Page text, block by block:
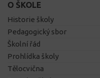
O ŠKOLE
Historie školy
Pedagogický sbor
Školní řád
Prohlídka školy
Tělocvična